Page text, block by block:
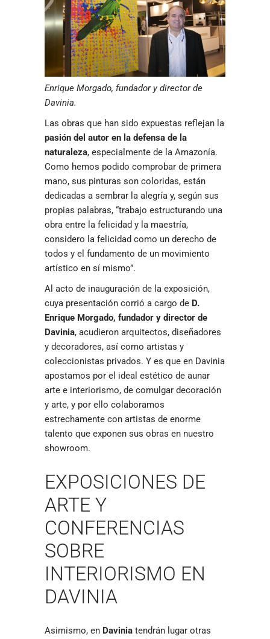
Enrique Morgado, fundador y director de
Davinia.
Las obras que han sido expuestas reflejan la
pasión del autor en la defensa de la
naturaleza, especialmente de la Amazonía.
Como hemos podido comprobar de primera
mano, sus pinturas son coloridas, están
dedicadas a sembrar la alegría y, según sus
propias palabras, “trabajo estructurando una
obra entre la felicidad y la maestría,
considero la felicidad como un derecho de
todos y el fundamento de un movimiento
artístico en sí mismo”.
Al acto de inauguración de la exposición,
cuya presentación corrió a cargo de D.
Enrique Morgado, fundador y director de
Davinia, acudieron arquitectos, diseñadores
y decoradores, así como artistas y
coleccionistas privados. Y es que en Davinia
apostamos por el ideal estético de aunar
arte e interiorismo, de comulgar decoración
y arte, y por ello colaboramos
estrechamente con artistas de enorme
talento que exponen sus obras en nuestro
showroom.
EXPOSICIONES DE
ARTE Y
CONFERENCIAS
SOBRE
INTERIORISMO EN
DAVINIA
Asimismo, en Davinia tendrán lugar otras